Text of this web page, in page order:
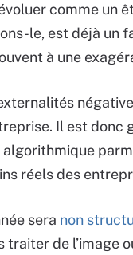
comme un
le, est déjà un
à une
Il est
algorithmique
réels des
sera non
traiter de l’image